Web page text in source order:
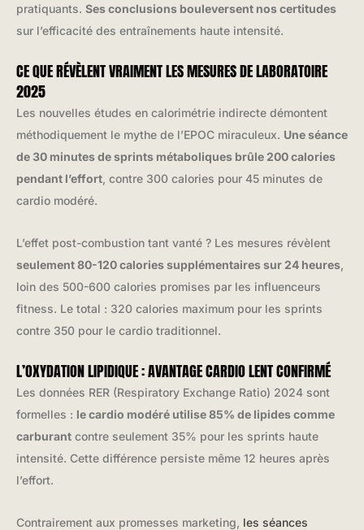
pratiquants. Ses conclusions bouleversent nos certitudes
sur l’efficacité des entraînements haute intensité.
CE QUE RÉVÈLENT VRAIMENT LES MESURES DE LABORATOIRE
2025
Les nouvelles études en calorimétrie indirecte démontent
méthodiquement le mythe de l’EPOC miraculeux. Une séance
de 30 minutes de sprints métaboliques brûle 200 calories
pendant l’effort , contre 300 calories pour 45 minutes de
cardio modéré.
L’effet post-combustion tant vanté ? Les mesures révèlent
seulement 80-120 calories supplémentaires sur 24 heures
loin des 500-600 calories promises par les influenceurs
fitness. Le total : 320 calories maximum pour les sprints
contre 350 pour le cardio traditionnel.
L’OXYDATION LIPIDIQUE : AVANTAGE CARDIO LENT CONFIRMÉ
Les données RER (Respiratory Exchange Ratio) 2024 sont
formelles : le cardio modéré utilise 85% de lipides comme
carburant contre seulement 35% pour les sprints haute
intensité. Cette différence persiste même 12 heures après
l’effort.
Contrairement aux promesses marketing, les séances